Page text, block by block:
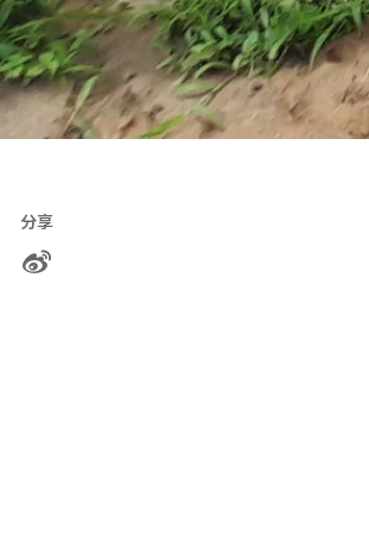
分享